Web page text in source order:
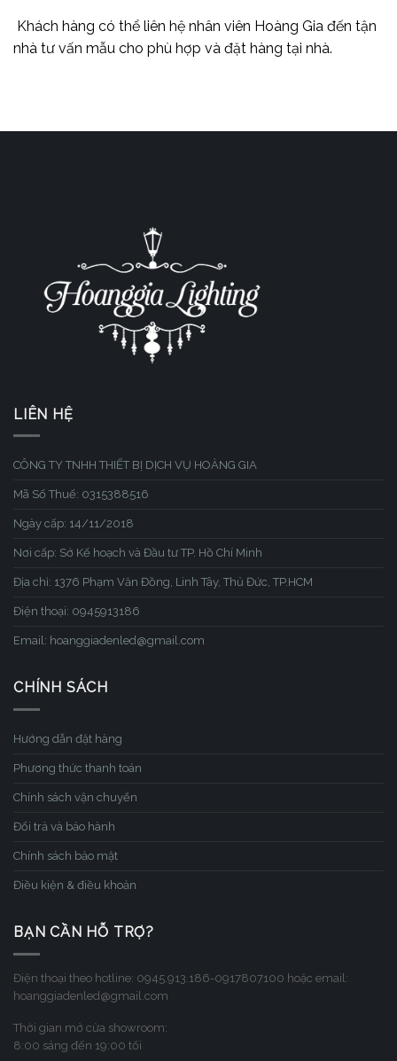
Khách hàng có thể liên hệ nhân viên Hoàng Gia đến tận
nhà tư vấn mẫu cho phù hợp và đặt hàng tại nhà.
LIÊN HỆ
CÔNG TY TNHH THIẾT BỊ DỊCH VỤ HOÀNG GIA
Mã Số Thuế: 0315388516
Ngày cấp: 14/11/2018
Nơi cấp: Sở Kế hoạch và Đầu tư TP. Hồ Chí Minh
Địa chỉ: 1376 Phạm Văn Đồng, Linh Tây, Thủ Đức, TP.HCM
Điện thoại: 0945913186
Email: hoanggiadenled@gmail.com
CHÍNH SÁCH
Hướng dẫn đặt hàng
Phương thức thanh toán
Chính sách vận chuyển
Đổi trả và bảo hành
Chính sách bảo mật
Điều kiện & điều khoản
BẠN CẦN HỖ TRỢ?
Điện thoại theo hotline: 0945.913.186-0917807100 hoặc email:
hoanggiadenled@gmail.com
Thời gian mở cửa showroom:
8:00 sáng đến 19:00 tối